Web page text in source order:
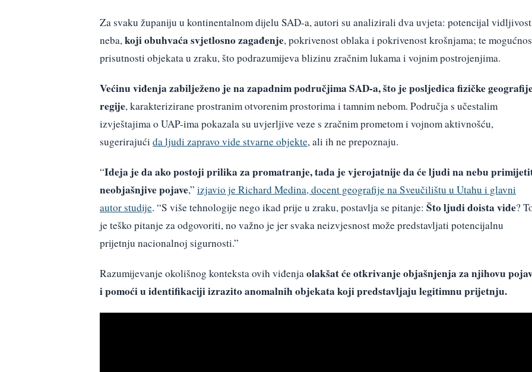
Za svaku županiju u kontinentalnom dijelu SAD-a, autori su analizirali dva uvjeta: potencijal
neba,koji obuhvaća svjetlosno zagađenje, pokrivenost oblaka i pokrivenost krošnjama; te
prisutnosti objekata u zraku, što podrazumijeva blizinu zračnim lukama i vojnim postrojenjima.
Većinu viđenja zabilježeno je na zapadnim područjima SAD-a, što je posljedica fizičke
regije, karakterizirane prostranim otvorenim prostorima i tamnim nebom. Područja s učestalim
izvještajima o UAP-ima pokazala su uvjerljive veze s zračnim prometom i vojnom aktivnošću,
sugerirajući da ljudi zapravo vide stvarne objekte, ali ih ne prepoznaju.
“Ideja je da ako postoji prilika za promatranje, tada je vjerojatnije da će ljudi na nebu
neobjašnjive pojave,” izjavio je Richard Medina, docent geografije na Sveučilištu u Utahu i glavni
autor studije. “S više tehnologije nego ikad prije u zraku, postavlja se pitanje: Što ljudi doista vide?
je teško pitanje za odgovoriti, no važno je jer svaka neizvjesnost može predstavljati potencijalnu
prijetnju nacionalnoj sigurnosti.”
Razumijevanje okolišnog konteksta ovih viđenjaolakšat će otkrivanje objašnjenja za njihovu
i pomoći u identifikaciji izrazito anomalnih objekata koji predstavljaju legitimnu prijetnju.